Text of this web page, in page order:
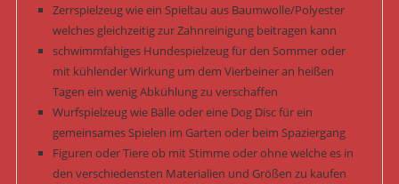
Zerrspielzeug wie ein Spieltau aus Baumwolle/Polyester
welches gleichzeitig zur Zahnreinigung beitragen kann
schwimmfähiges Hundespielzeug für den Sommer oder
mit kühlender Wirkung um dem Vierbeiner an heißen
Tagen ein wenig Abkühlung zu verschaffen
Wurfspielzeug wie Bälle oder eine Dog Disc für ein
gemeinsames Spielen im Garten oder beim Spaziergang
Figuren oder Tiere ob mit Stimme oder ohne welche es in
den verschiedensten Materialien und Größen zu kaufen